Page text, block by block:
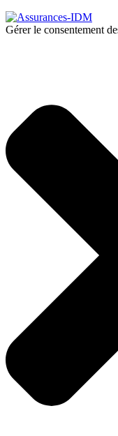
Gérer le consentement